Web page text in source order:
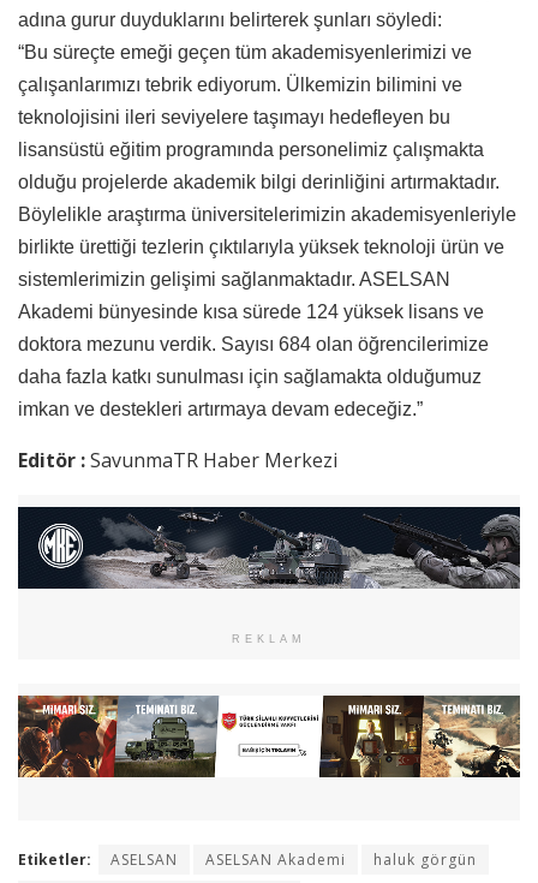
adına gurur duyduklarını belirterek şunları söyledi:
“Bu süreçte emeği geçen tüm akademisyenlerimizi ve
çalışanlarımızı tebrik ediyorum. Ülkemizin bilimini ve
teknolojisini ileri seviyelere taşımayı hedefleyen bu
lisansüstü eğitim programında personelimiz çalışmakta
olduğu projelerde akademik bilgi derinliğini artırmaktadır.
Böylelikle araştırma üniversitelerimizin akademisyenleriyle
birlikte ürettiği tezlerin çıktılarıyla yüksek teknoloji ürün ve
sistemlerimizin gelişimi sağlanmaktadır. ASELSAN
Akademi bünyesinde kısa sürede 124 yüksek lisans ve
doktora mezunu verdik. Sayısı 684 olan öğrencilerimize
daha fazla katkı sunulması için sağlamakta olduğumuz
imkan ve destekleri artırmaya devam edeceğiz.”
Editör :SavunmaTR Haber Merkezi
REKLAM
Etiketler: ASELSAN ASELSAN Akademi
haluk görgün